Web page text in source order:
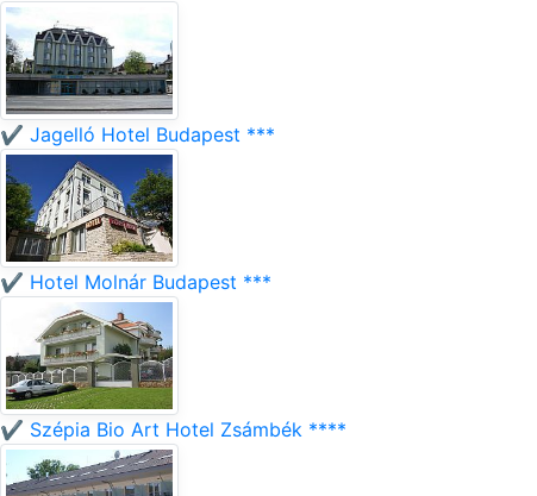
✔️ Jagelló Hotel Budapest ***
✔️ Hotel Molnár Budapest ***
✔️ Szépia Bio Art Hotel Zsámbék ****